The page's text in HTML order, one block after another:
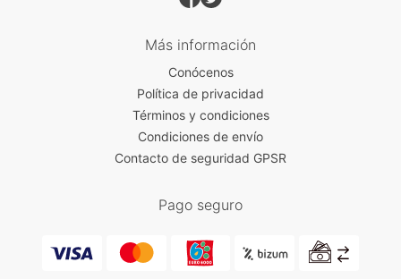
Más información
Conócenos
Política de privacidad
Términos y condiciones
Condiciones de envío
Contacto de seguridad GPSR
Pago seguro